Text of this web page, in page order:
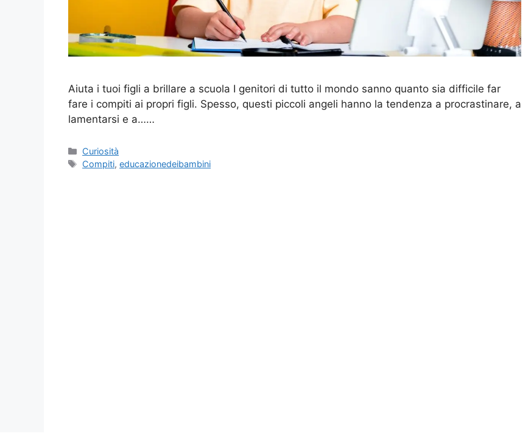
Aiuta i tuoi figli a brillare a scuola I genitori di tutto il mondo sanno quanto sia difficile far
fare i compiti ai propri figli. Spesso, questi piccoli angeli hanno la tendenza a procrastinare, a
lamentarsi e a……
Categorie
Curiosità
Tag
Compiti,educazionedeibambini